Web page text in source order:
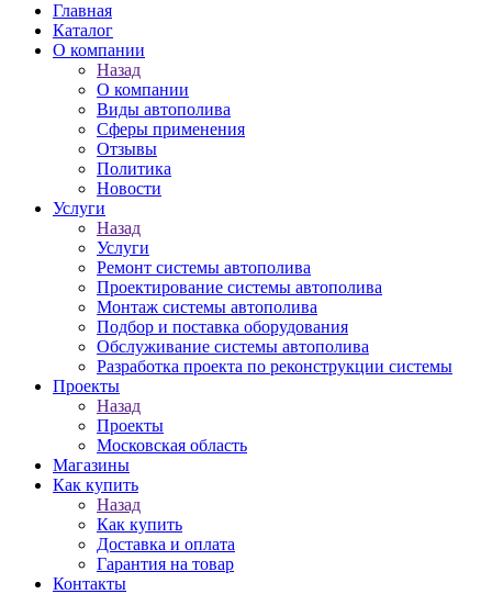
Главная
Каталог
О компании
Назад
О компании
Виды автополива
Сферы применения
Отзывы
Политика
Новости
Услуги
Назад
Услуги
Ремонт системы автополива
Проектирование системы автополива
Монтаж системы автополива
Подбор и поставка оборудования
Обслуживание системы автополива
Разработка проекта по реконструкции системы
Проекты
Назад
Проекты
Московская область
Магазины
Как купить
Назад
Как купить
Доставка и оплата
Гарантия на товар
Контакты